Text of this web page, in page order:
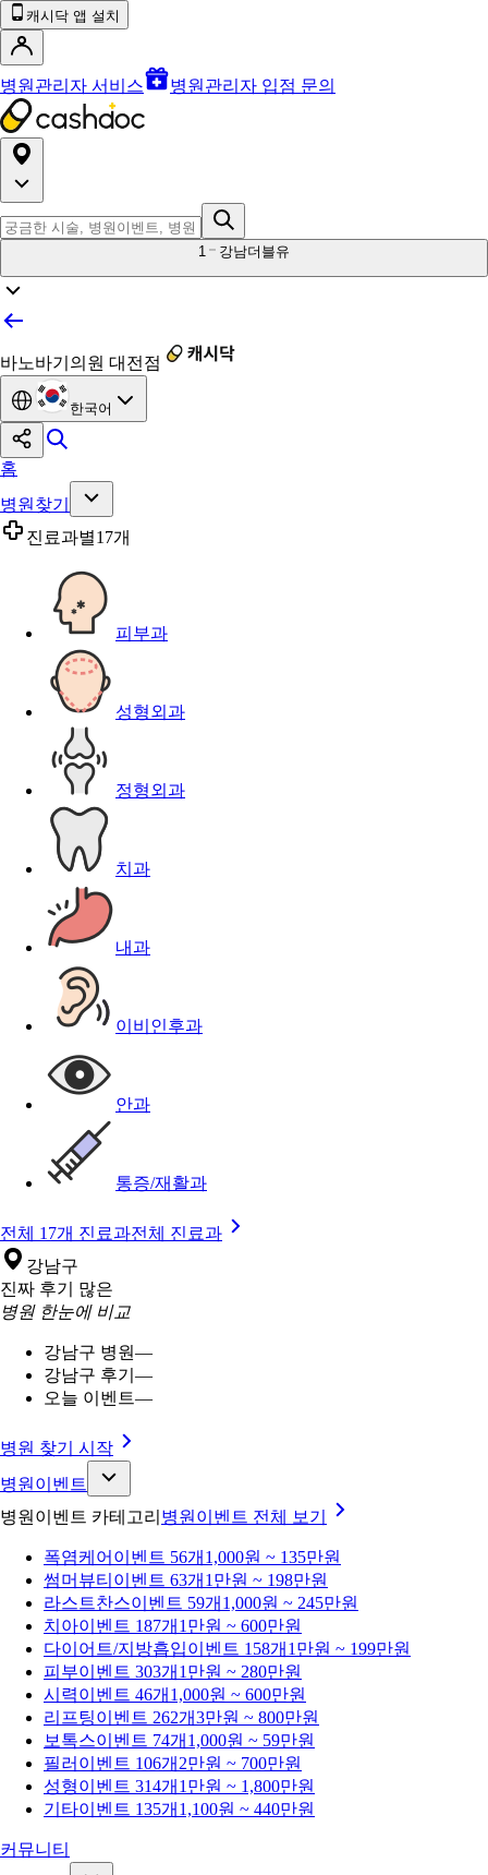
캐시닥 앱 설치
병원관리자 서비스 병원관리자 입점 문의
1 강남더블유
바노바기의원 대전점
한국어
홈
병원찾기
진료과별17개
피부과
성형외과
정형외과
치과
내과
이비인후과
안과
통증/재활과
전체 17개 진료과전체 진료과
강남구
진짜 후기 많은
병원 한눈에 비교
강남구 병원—
강남구 후기 —
오늘 이벤트—
병원 찾기 시작
병원이벤트
병원이벤트 카테고리 병원이벤트 전체 보기
폭염케어 이벤트 56개 1,000원 ~ 135만원
썸머뷰티 이벤트 63개 1만원 ~ 198만원
라스트찬스이벤트 59개 1,000원 ~ 245만원
치아이벤트 187개 1만원 ~ 600만원
다이어트/지방흡입이벤트 158개 1만원 ~ 199만원
피부이벤트 303개 1만원 ~ 280만원
시력이벤트 46개 1,000원 ~ 600만원
리프팅이벤트 262개3만원 ~ 800만원
보톡스이벤트 74개 1,000원 ~ 59만원
필러 이벤트 106개 2만원 ~ 700만원
성형이벤트 314개 1만원 ~ 1,800만원
기타이벤트 135개 1,100원 ~ 440만원
커뮤니티